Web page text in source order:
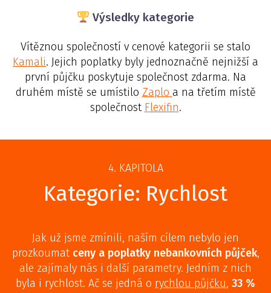
Výsledky kategorie
Vítěznou společností v cenové kategorii se stalo
Kamali. Jejich poplatky byly jednoznačně nejnižší a
první půjčku poskytuje společnost zdarma. Na
druhém místě se umístilo Zaplo a na třetím místě
společnost Flexifin.
4. KAPITOLA
Kategorie: Rychlost
Jak už jsme zmínili, naším cílem nebylo jen
prozkoumat ceny a poplatky nebankovních půjček,
ale zajímaly nás i další parametry. Jedním z nich
byla i rychlost. Ač se jedná o rychlou půjčku, 33 %